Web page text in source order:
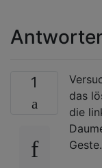
1
das
die
Geste.